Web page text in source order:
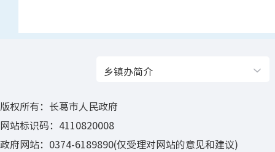
乡镇办简介
版权所有：长葛市人民政府
网站标识码：4110820008
政府网站：0374-6189890(仅受理对网站的意见和建议)